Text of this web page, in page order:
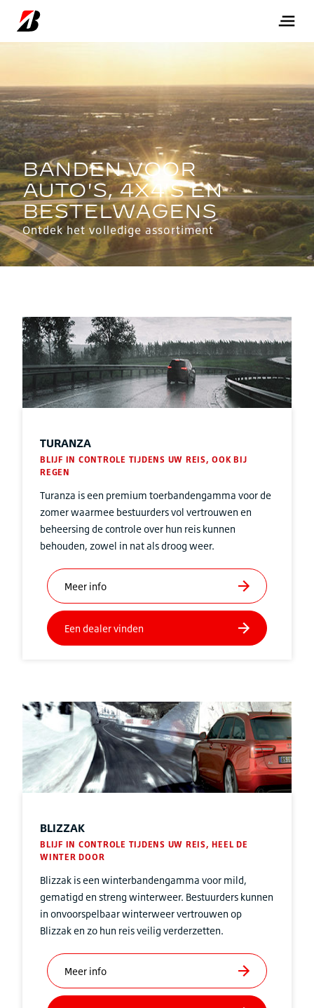
Ontdek het volledige assortiment
TURANZA
BLIJF IN CONTROLE TIJDENS UW REIS, OOK BIJ
REGEN
Turanza is een premium toerbandengamma voor de
zomer waarmee bestuurders vol vertrouwen en
beheersing de controle over hun reis kunnen
behouden, zowel in nat als droog weer.
BLIZZAK
BLIJF IN CONTROLE TIJDENS UW REIS, HEEL DE
WINTER DOOR
Blizzak is een winterbandengamma voor mild,
gematigd en streng winterweer. Bestuurders kunnen
in onvoorspelbaar winterweer vertrouwen op
Blizzak en zo hun reis veilig verderzetten.